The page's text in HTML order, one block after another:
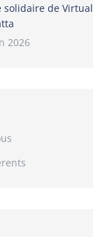
solidaire de Virtual
2026